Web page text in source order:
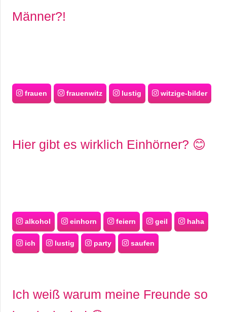
Männer?!
frauen frauenwitz lustig witzige-bilder
Hier gibt es wirklich Einhörner? 😊
alkohol einhorn feiern geil haha
ich lustig party saufen
Ich weiß warum meine Freunde so